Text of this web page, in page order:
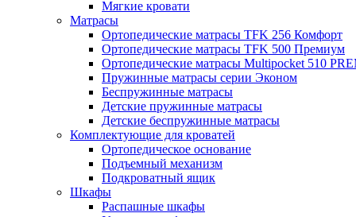
Мягкие кровати
Матрасы
Ортопедические матрасы TFK 256 Комфорт
Ортопедические матрасы TFK 500 Премиум
Ортопедические матрасы Multipocket 510
Пружинные матрасы серии Эконом
Беспружинные матрасы
Детские пружинные матрасы
Детские беспружинные матрасы
Комплектующие для кроватей
Ортопедическое основание
Подъемный механизм
Подкроватный ящик
Шкафы
Распашные шкафы